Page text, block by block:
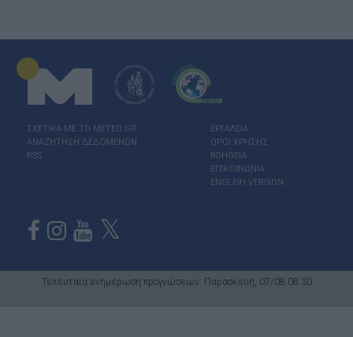
ΣΧΕΤΙΚΑ ΜΕ ΤΟ ΜΕΤΕΟ.GR
ΑΝΑΖΗΤΗΣΗ ΔΕΔΟΜΕΝΩΝ
RSS
ΕΡΓΑΛΕΙΑ
ΟΡΟΙ ΧΡΗΣΗΣ
ΒΟΗΘΕΙΑ
ΕΠΙΚΟΙΝΩΝΙΑ
ENGLISH VERSION
Τελευταία ενημέρωση προγνώσεων: Παρασκευή, 07/08 08:30